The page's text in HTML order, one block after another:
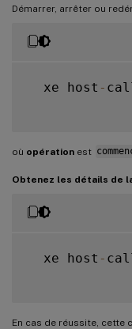
Démarrer, arrêter ou
  xe host
-
où opération est
Obtenez les détails de
  xe host
-
En cas de réussite, cette